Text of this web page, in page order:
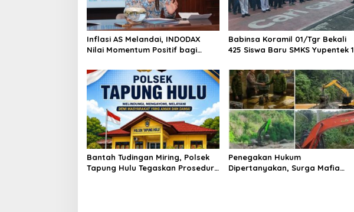
Inflasi AS Melandai, INDODAX
Nilai Momentum Positif bagi
Genesis Day
Babinsa Koramil 01/Tgr Bekali
425 Siswa Baru SMKS Yupentek 1
Kebangsaan
Bantah Tudingan Miring, Polsek
Tapung Hulu Tegaskan Prosedur
Penegakan Hukum
Dipertanyakan, Surga Mafia